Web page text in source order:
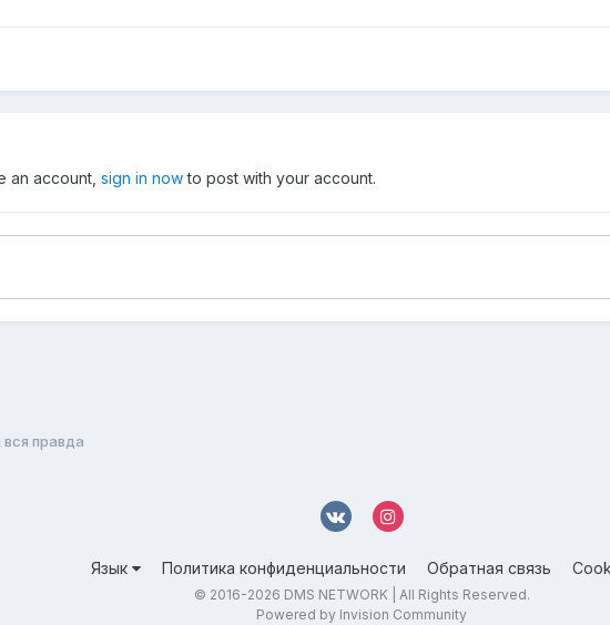
an account, sign in nowto post with your account.
вся правда
Язык Политика конфиденциальности Обратная связь
© 2016-2026 DMS NETWORK | All Rights Reserved.
Powered by Invision Community